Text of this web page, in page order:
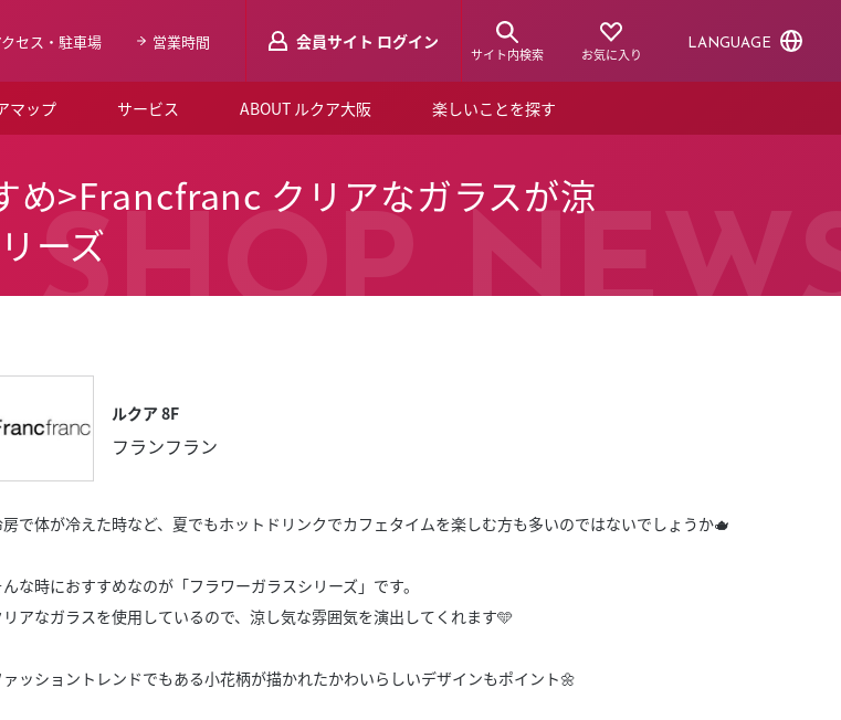
セス・駐車場 営業時間 会員サイト ログイン
サイト内検索 お気に入り
LANGUAGE
マップ サービス ABOUT ルクア大阪
会員登録はこちらから！
ルクア大阪について
よくあるご質問
LUCUAブライダルクラブ
ルクア大阪イベントホール
楽しいことを探す
ショップニュース
ルクアスタイル
め>Francfranc クリアなガラスが涼
ーズ
SHOP
ルクア 8F
フランフラン
で体が冷えた時など、夏でもホットドリンクでカフェタイムを楽しむ方も多いのではないでしょうか🫖
んな時におすすめなのが「フラワーガラスシリーズ」です。
リアなガラスを使用しているので、涼し気な雰囲気を演出してくれます🩵
ァッショントレンドでもある小花柄が描かれたかわいらしいデザインもポイント🌼